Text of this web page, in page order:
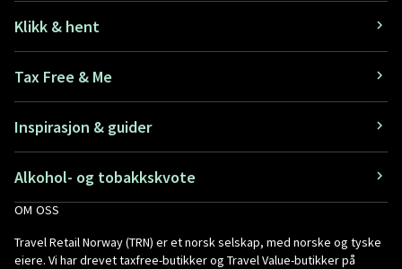
Klikk & hent
Tax Free & Me
Inspirasjon & guider
Alkohol- og tobakkskvote
OM OSS
Travel Retail Norway (TRN) er et norsk selskap, med norske og tyske
eiere. Vi har drevet taxfree-butikker og Travel Value-butikker på